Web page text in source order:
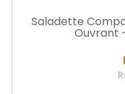
Saladette
Ouvrant